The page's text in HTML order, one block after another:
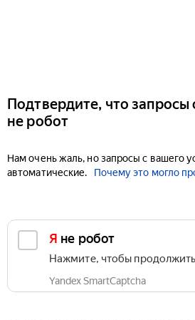
Подтвердите, что запросы
не робот
Нам очень жаль, но запросы с вашего
автоматические.
Почему это могло
Я не робот
Нажмите, чтобы продолжить
Yandex SmartCaptcha